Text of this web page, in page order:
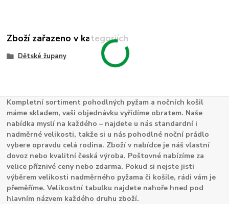
Zboží zařazeno v kategoriích
Dětské župany
Kompletní sortiment pohodlných pyžam a nočních košil
máme skladem, vaši objednávku vyřídíme obratem. Naše
nabídka myslí na každého – najdete u nás standardní i
nadměrné velikosti, takže si u nás pohodlné noční prádlo
vybere opravdu celá rodina. Zboží v nabídce je náš vlastní
dovoz nebo kvalitní česká výroba. Poštovné nabízíme za
velice příznivé ceny nebo zdarma. Pokud si nejste jisti
výběrem velikosti nadměrného pyžama či košile, rádi vám je
přeměříme. Velikostní tabulku najdete nahoře hned pod
hlavním názvem každého druhu zboží.